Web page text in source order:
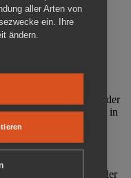
ist ein Ort
nah und
im Oktober
Cottbus e. V. (MRZ), der
(1860-2002) in
Zuchthaus
steht die
während der
der SED-Diktatur.
in der
aller Arten von
ein. Ihre
ändern.